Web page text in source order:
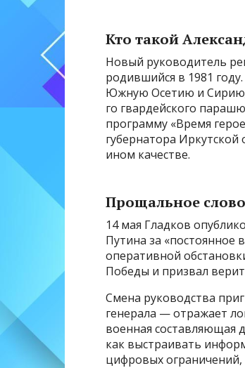
Кто такой
Новый руководитель
родившийся в 1981
Южную Осетию и Сирию;
го гвардейского
программу «Время
губернатора
ином качестве.
Прощальное
14 мая Гладков
Путина за
оперативной
Победы и призвал
Смена руководства
генерала — отражает
военная составляющая
как выстраивать
цифровых ограничений,